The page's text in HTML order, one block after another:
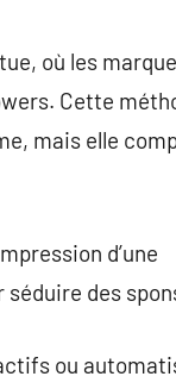
où les
Cette
mais elle
d’une
des
ou